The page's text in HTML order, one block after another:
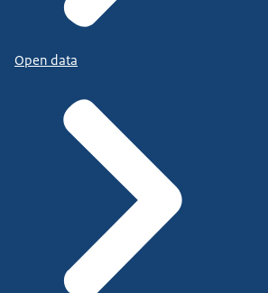
Open data